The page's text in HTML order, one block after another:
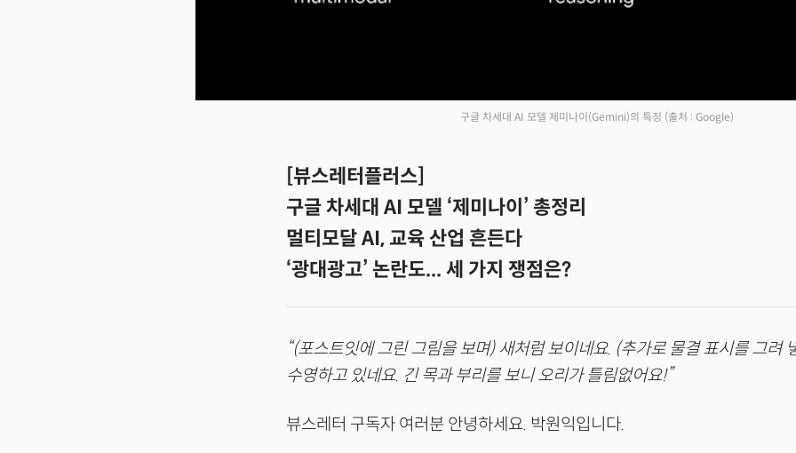
구글 차세대 AI 모델 제미나이(Gemini)의 특징 (출처 : Google)
[뷰스레터플러스]
구글 차세대 AI 모델 ‘제미나이’ 총정리
멀티모달 AI, 교육 산업 흔든다
‘광대광고’ 논란도... 세 가지 쟁점은?
“(포스트잇에 그린 그림을 보며) 새처럼 보이네요. (추가로 물결 표시를 그려
수영하고 있네요. 긴 목과 부리를 보니 오리가 틀림없어요!”
뷰스레터 구독자 여러분 안녕하세요. 박원익입니다.